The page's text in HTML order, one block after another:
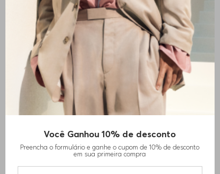
Você Ganhou 10% de desconto
Preencha o formulário e ganhe o cupom de 10% de desconto
em sua primeira compra